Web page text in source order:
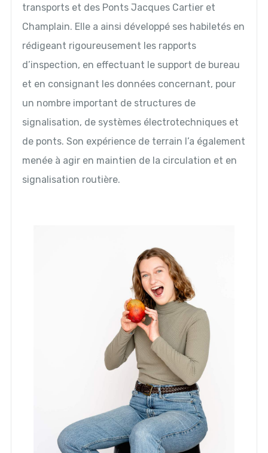
transports et des Ponts Jacques Cartier et
Champlain. Elle a ainsi développé ses habiletés en
rédigeant rigoureusement les rapports
d’inspection, en effectuant le support de bureau
et en consignant les données concernant, pour
un nombre important de structures de
signalisation, de systèmes électrotechniques et
de ponts. Son expérience de terrain l’a également
menée à agir en maintien de la circulation et en
signalisation routière.